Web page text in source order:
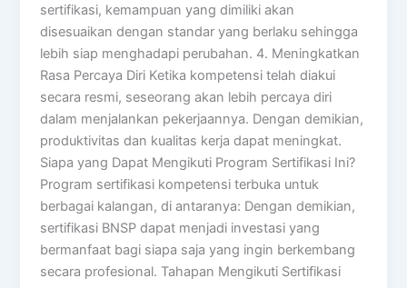
sertifikasi, kemampuan yang dimiliki akan
disesuaikan dengan standar yang berlaku sehingga
lebih siap menghadapi perubahan. 4. Meningkatkan
Rasa Percaya Diri Ketika kompetensi telah diakui
secara resmi, seseorang akan lebih percaya diri
dalam menjalankan pekerjaannya. Dengan demikian,
produktivitas dan kualitas kerja dapat meningkat.
Siapa yang Dapat Mengikuti Program Sertifikasi Ini?
Program sertifikasi kompetensi terbuka untuk
berbagai kalangan, di antaranya: Dengan demikian,
sertifikasi BNSP dapat menjadi investasi yang
bermanfaat bagi siapa saja yang ingin berkembang
secara profesional. Tahapan Mengikuti Sertifikasi